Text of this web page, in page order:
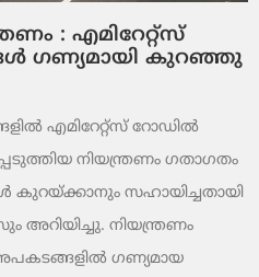
: എമിറേറ്റ്സ്
ഗണ്യമായി കുറഞ്ഞു
എമിറേറ്റ്സ് റോഡിൽ
നിയന്ത്രണം ഗതാഗതം
സഹായിച്ചതായി
നിയന്ത്രണം
ഗണ്യമായ